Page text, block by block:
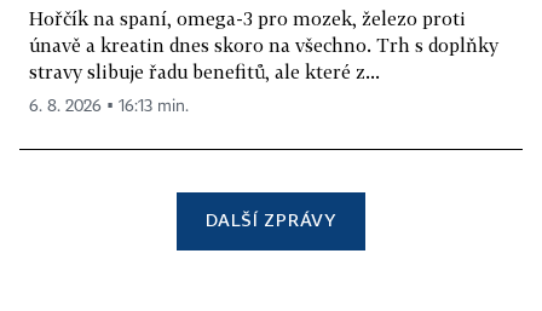
Hořčík na spaní, omega-3 pro mozek, železo proti
únavě a kreatin dnes skoro na všechno. Trh s doplňky
stravy slibuje řadu benefitů, ale které z...
6. 8. 2026 ▪ 16:13 min.
DALŠÍ ZPRÁVY